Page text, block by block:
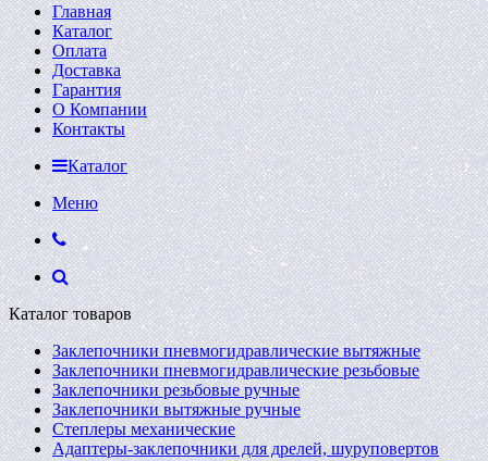
Главная
Каталог
Оплата
Доставка
Гарантия
О Компании
Контакты
Каталог
Меню
Каталог товаров
Заклепочники пневмогидравлические вытяжные
Заклепочники пневмогидравлические резьбовые
Заклепочники резьбовые ручные
Заклепочники вытяжные ручные
Степлеры механические
Адаптеры-заклепочники для дрелей, шуруповертов